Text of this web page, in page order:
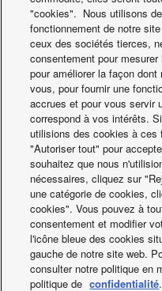
Les
exigent
strict de
"cookies". Nous utilisons
fonctionnement de notre
ceux des sociétés tierces,
consentement pour
pour améliorer la façon
vous, pour fournir une
accrues et pour vous servir
correspond à vos intérêts.
utilisions des cookies à
"Autoriser tout" pour
souhaitez que nous
nécessaires, cliquez sur
une catégorie de cookies,
cookies". Vous pouvez à
consentement et modifier
l'icône bleue des cookies
gauche de notre site web.
consulter notre politique en
politique de confidentialité